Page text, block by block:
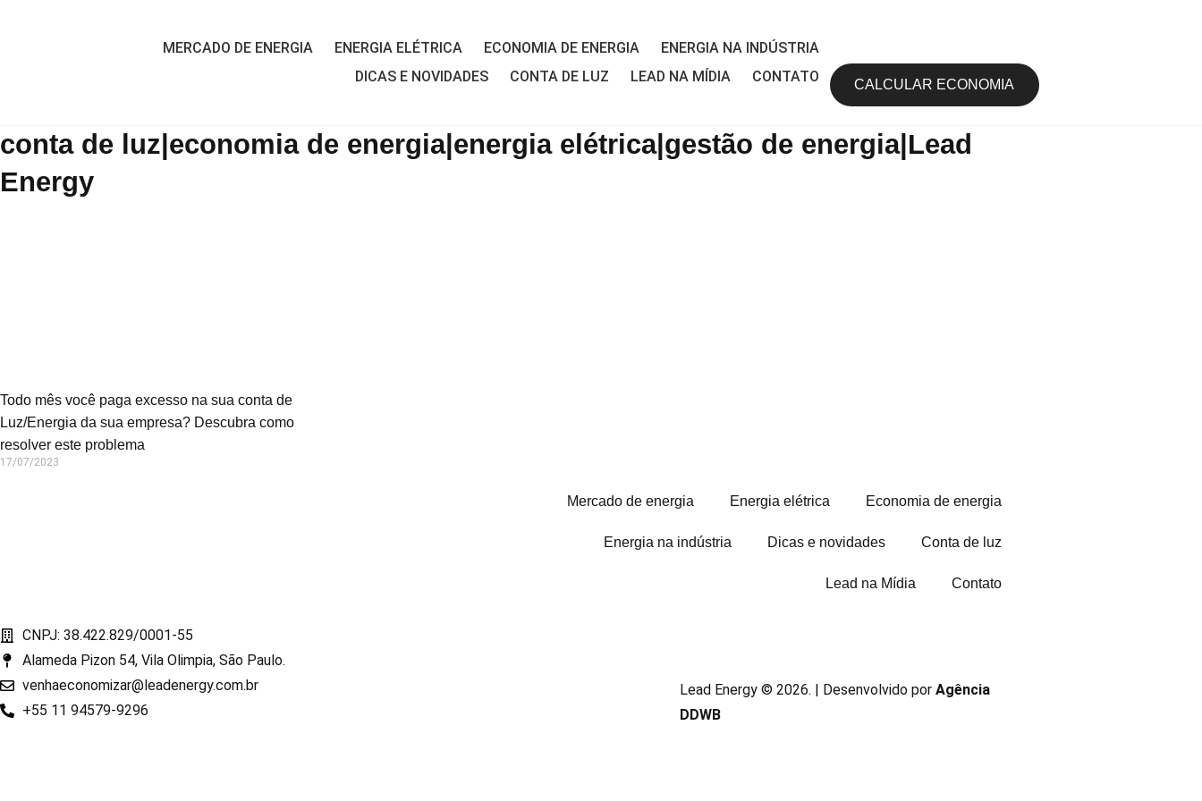
MERCADO DE ENERGIA ENERGIA ELÉTRICA ECONOMIA DE ENERGIA
ENERGIA NA INDÚSTRIA
DICAS E NOVIDADES
CONTA DE LUZ LEAD NA MÍDIA CONTATO CALCULAR ECONOMIA
conta de luz|economia de energia|energia elétrica|gestão de energia|Lead
Energy
Todo mês você paga excesso na sua conta de
Luz/Energia da sua empresa? Descubra como
resolver este problema
17/07/2023
Mercado de energia Energia elétrica Economia de energia
Energia na indústria Dicas e novidades Conta de luz
Lead na Mídia Contato
CNPJ: 38.422.829/0001-55
Alameda Pizon 54, Vila Olimpia, São Paulo.
venhaeconomizar@leadenergy.com.br
+55 11 94579-9296
Lead Energy © 2026. | Desenvolvido por Agência
DDWB